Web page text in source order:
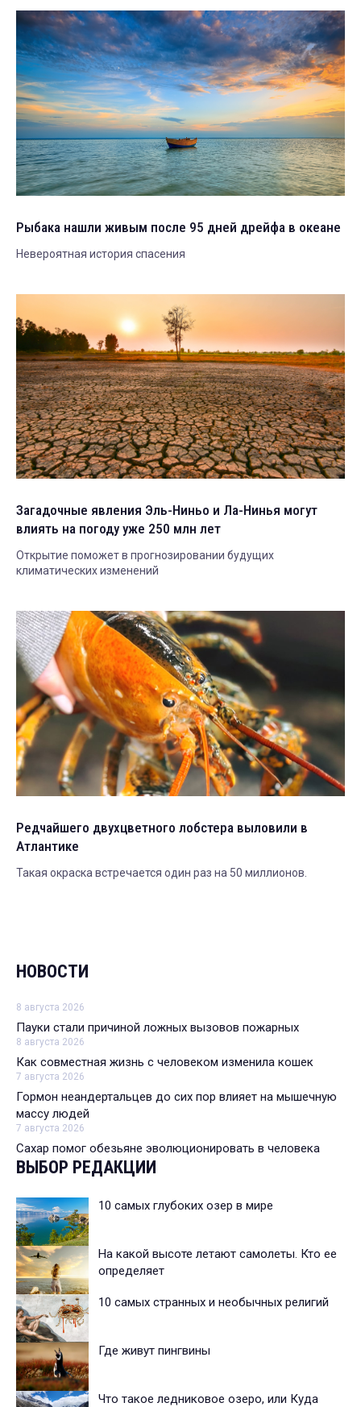
Рыбака нашли живым после 95 дней дрейфа в океане
Невероятная история спасения
Загадочные явления Эль-Ниньо и Ла-Нинья могут
влиять на погоду уже 250 млн лет
Открытие поможет в прогнозировании будущих
климатических изменений
Редчайшего двухцветного лобстера выловили в
Атлантике
Такая окраска встречается один раз на 50 миллионов.
НОВОСТИ
8 августа 2026
Пауки стали причиной ложных вызовов пожарных
8 августа 2026
Как совместная жизнь с человеком изменила кошек
7 августа 2026
Гормон неандертальцев до сих пор влияет на мышечную
массу людей
7 августа 2026
Сахар помог обезьяне эволюционировать в человека
ВЫБОР РЕДАКЦИИ
10 самых глубоких озер в мире
На какой высоте летают самолеты. Кто ее
определяет
10 самых странных и необычных религий
Где живут пингвины
Что такое ледниковое озеро, или Куда